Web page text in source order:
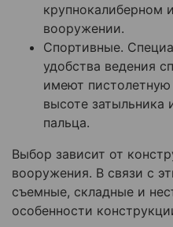
крупнокалиберном
вооружении.
Спортивные.
удобства ведения
имеют
высоте затыльника
пальца.
Выбор зависит от
вооружения. В связи с
съемные, складные и
особенности